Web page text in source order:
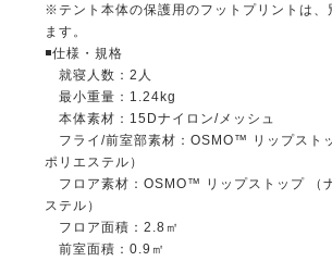
※テント本体の保護用のフットプリントは、
ます。
◾️仕様・規格
就寝人数：2人
最小重量：1.24kg
本体素材：15Dナイロン/メッシュ
フライ/前室部素材：OSMO™ リップスト
ポリエステル）
フロア素材：OSMO™ リップストップ （
ステル）
フロア面積：2.8㎡
前室面積：0.9㎡